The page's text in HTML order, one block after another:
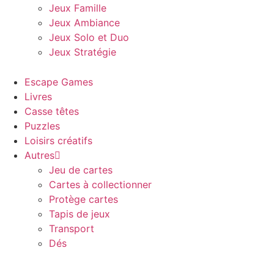
Jeux Famille
Jeux Ambiance
Jeux Solo et Duo
Jeux Stratégie
Escape Games
Livres
Casse têtes
Puzzles
Loisirs créatifs
Autres
Jeu de cartes
Cartes à collectionner
Protège cartes
Tapis de jeux
Transport
Dés